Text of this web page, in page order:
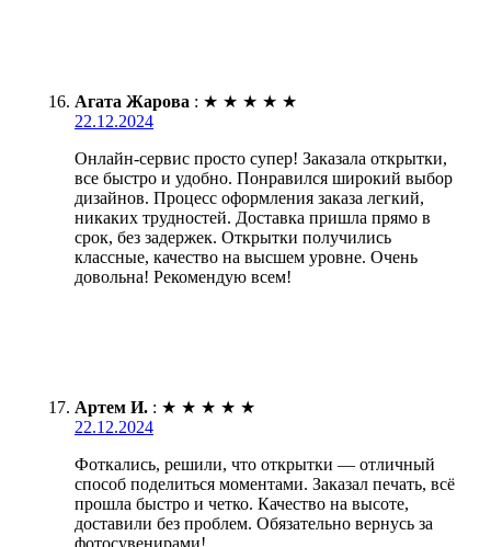
Агата Жарова : ★ ★ ★ ★ ★
22.12.2024
Онлайн-сервис просто супер! Заказала открытки,
все быстро и удобно. Понравился широкий выбор
дизайнов. Процесс оформления заказа легкий,
никаких трудностей. Доставка пришла прямо в
срок, без задержек. Открытки получились
классные, качество на высшем уровне. Очень
довольна! Рекомендую всем!
Артем И. : ★ ★ ★ ★ ★
22.12.2024
Фоткались, решили, что открытки — отличный
способ поделиться моментами. Заказал печать, всё
прошла быстро и четко. Качество на высоте,
доставили без проблем. Обязательно вернусь за